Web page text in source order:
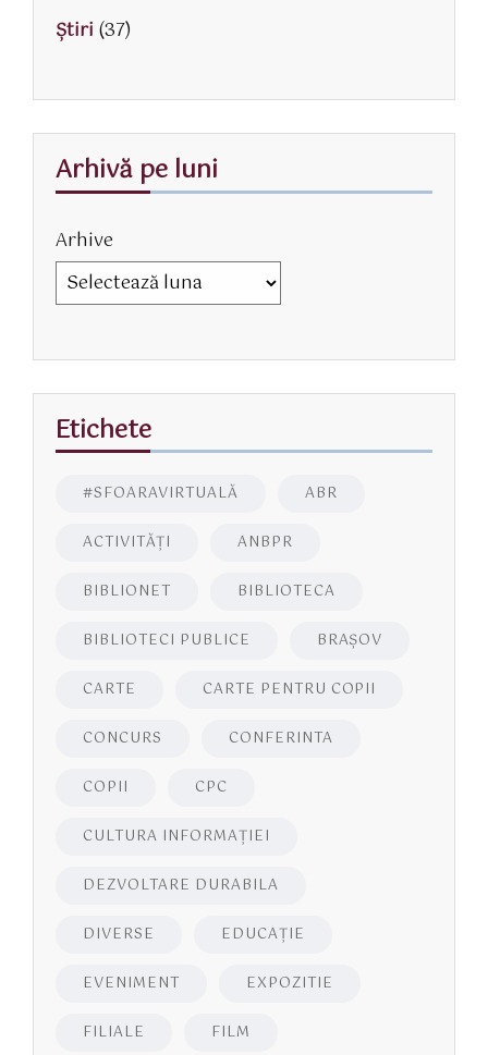
Știri (37)
Arhivă pe luni
Arhive
Etichete
#SFOARAVIRTUALĂ ABR
ACTIVITĂŢI ANBPR
BIBLIONET BIBLIOTECA
BIBLIOTECI PUBLICE BRAŞOV
CARTE CARTE PENTRU COPII
CONCURS CONFERINTA
COPII CPC
CULTURA INFORMAŢIEI
DEZVOLTARE DURABILA
DIVERSE EDUCAŢIE
EVENIMENT EXPOZITIE
FILIALE FILM